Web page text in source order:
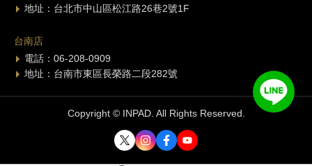
地址：台北市中山區松江路26巷2號1F
台南店
電話：06-208-0909
地址：台南市東區長榮路二段282號
Copyright © INPAD. All Rights Reserved.